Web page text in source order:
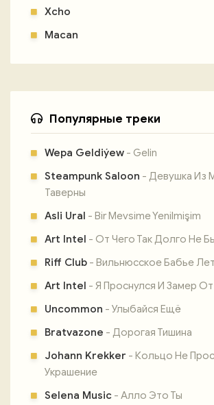
Xcho
Macan
Популярные треки
Wepa Geldiýew - Gelin
Steampunk Saloon - Девушка Из
Таверны
Asli Ural - Bi̇r Mevsi̇me Yeni̇lmi̇şi̇m
Art Intel - От Чего Так Долго Не
Riff Club - Вильнюсское Бабье
Art Intel - Я Проснулся И Замер
Uncommon - Улыбайся Ещё
Bratvazone - Дорогая Тишина
Johann Krekker - Кольцо Не
Украшение
Selena Music - Алло Это Ты